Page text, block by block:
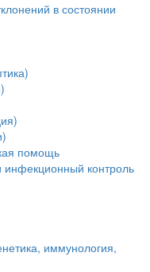
в состоянии
помощь
инфекционный контроль
иммунология,